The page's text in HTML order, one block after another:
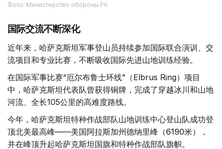
Фото: Министерство обороны РК
国际交流不断深化
近年来，哈萨克斯坦军事登山员持续参加国际联合演训、交
流项目和专业比赛，不断吸收国际先进山地训练经验。
在国际军事比赛“厄尔布鲁士环线”（Elbrus Ring）项目
中，哈萨克斯坦代表队曾获得铜牌，完成了穿越冰川和山地
河流、全长105公里的高难度路线。
今年，哈萨克斯坦特种作战部队山地训练中心登山队成功登
顶北美最高峰——美国阿拉斯加州德纳里峰（6190米），
并在峰顶升起哈萨克斯坦国旗和特种作战部队旗帜。